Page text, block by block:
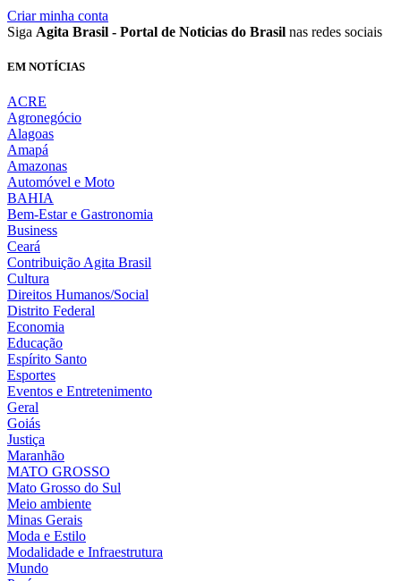
Criar minha conta
Siga Agita Brasil - Portal de Noticias do Brasil nas redes sociais
EM NOTÍCIAS
ACRE
Agronegócio
Alagoas
Amapá
Amazonas
Automóvel e Moto
BAHIA
Bem-Estar e Gastronomia
Business
Ceará
Contribuição Agita Brasil
Cultura
Direitos Humanos/Social
Distrito Federal
Economia
Educação
Espírito Santo
Esportes
Eventos e Entretenimento
Geral
Goiás
Justiça
Maranhão
MATO GROSSO
Mato Grosso do Sul
Meio ambiente
Minas Gerais
Moda e Estilo
Modalidade e Infraestrutura
Mundo